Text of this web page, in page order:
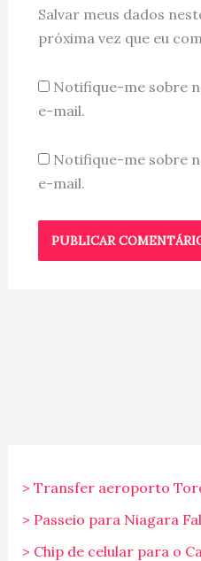
Salvar meus dados
próxima vez que eu
Notifique-me sobre
e-mail.
Notifique-me sobre
e-mail.
> Transfer aeroporto
> Passeio para Niagara
> Chip de celular para o